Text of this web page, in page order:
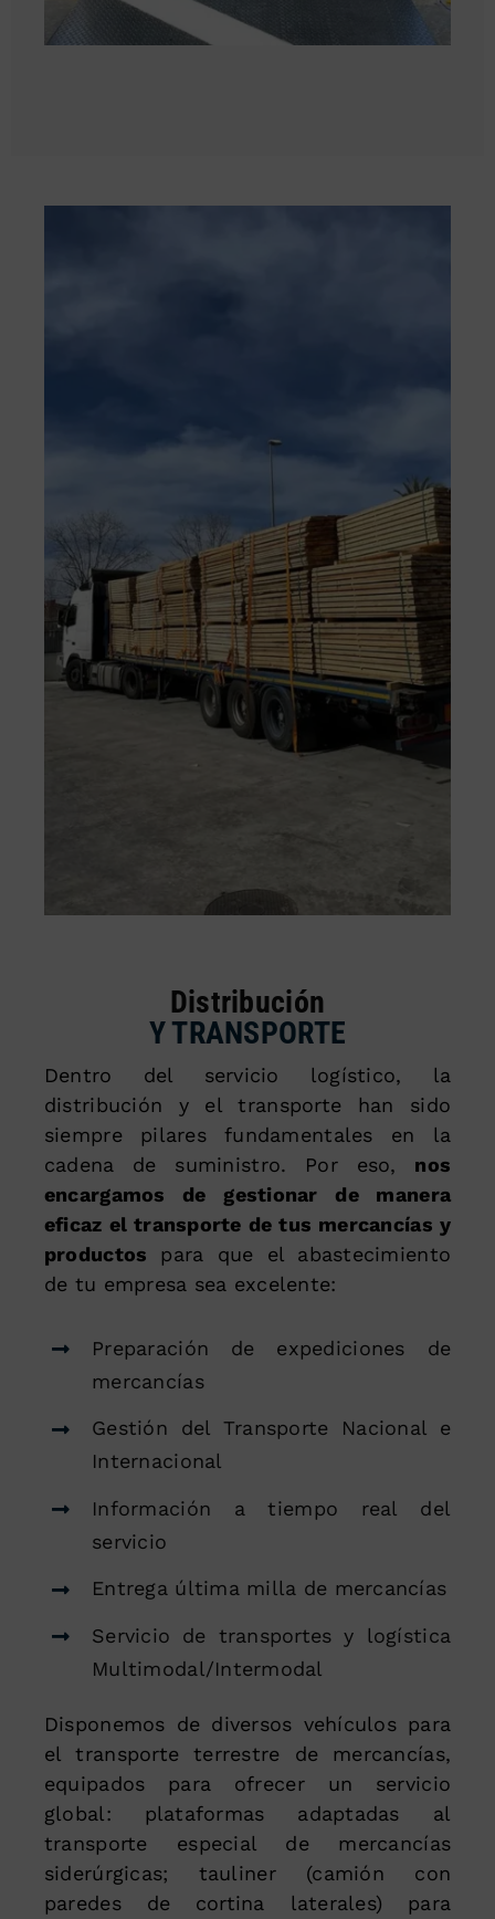
Distribución
Y TRANSPORTE
Dentro del servicio logístico, la
distribución y el transporte han sido
siempre pilares fundamentales en la
cadena de suministro. Por eso, nos
encargamos de gestionar de manera
eficaz el transporte de tus mercancías y
productos para que el abastecimiento
de tu empresa sea excelente:
Preparación de expediciones de
mercancías
Gestión del Transporte Nacional e
Internacional
Información a tiempo real del
servicio
Entrega última milla de mercancías
Servicio de transportes y logística
Multimodal/Intermodal
Disponemos de diversos vehículos para
el transporte terrestre de mercancías,
equipados para ofrecer un servicio
global: plataformas adaptadas al
transporte especial de mercancías
siderúrgicas; tauliner (camión con
paredes de cortina laterales) para